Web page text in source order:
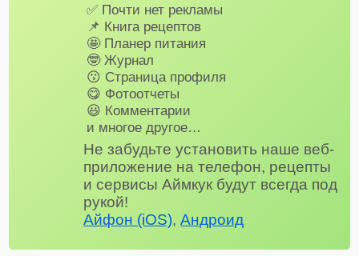
✅ Почти нет рекламы
📌 Книга рецептов
🤩 Планер питания
🤓 Журнал
😗 Страница профиля
😋 Фотоотчеты
😃 Комментарии
и многое другое…
Не забудьте установить наше веб-
приложение на телефон, рецепты
и сервисы Аймкук будут всегда под
рукой!
Айфон (iOS),Андроид